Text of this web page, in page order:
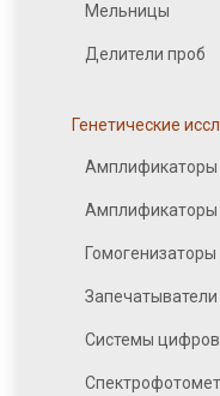
Мельницы
Делители проб
Генетические
Амплификаторы
Амплификаторы
Гомогенизаторы
Системы